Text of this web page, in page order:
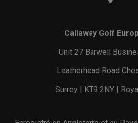
Callaway Golf
Unit 27 Barwell
Leatherhead Road
Surrey | KT9 2NY |